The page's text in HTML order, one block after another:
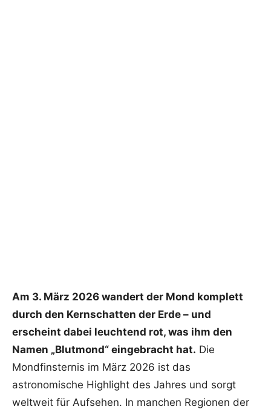
Am 3. März 2026 wandert der Mond komplett
durch den Kernschatten der Erde – und
erscheint dabei leuchtend rot, was ihm den
Namen „Blutmond“ eingebracht hat. Die
Mondfinsternis im März 2026 ist das
astronomische Highlight des Jahres und sorgt
weltweit für Aufsehen. In manchen Regionen der